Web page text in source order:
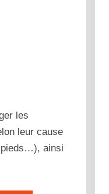
les
leur cause
pieds…), ainsi